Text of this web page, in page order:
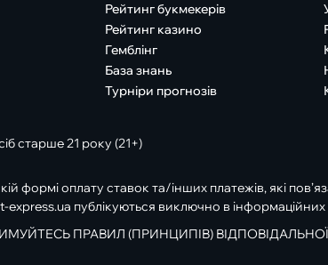
Рейтинг букмекерів
Рейтинг казино
Гемблінг
База знань
Турніри прогнозів
старше 21 року (21+)
формі оплату ставок та/інших платежів, які
публікуються виключно в інформаційних
ПРАВИЛ (ПРИНЦИПІВ)